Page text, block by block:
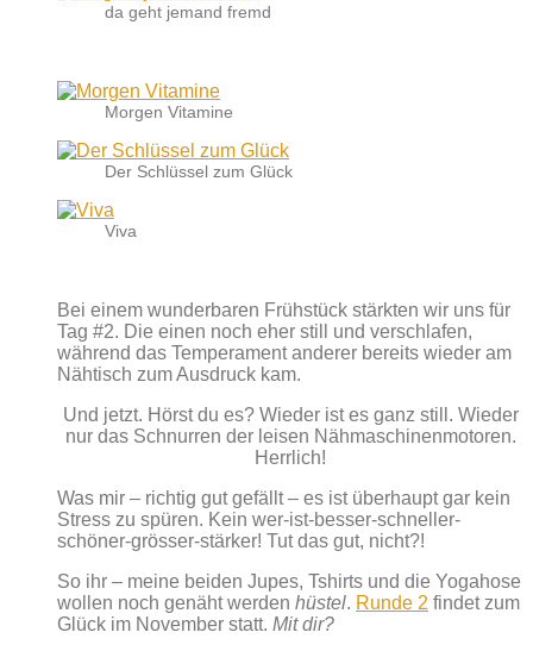
da geht jemand fremd
Morgen Vitamine
Der Schlüssel zum Glück
Viva
Bei einem wunderbaren Frühstück stärkten wir uns für
Tag #2. Die einen noch eher still und verschlafen,
während das Temperament anderer bereits wieder am
Nähtisch zum Ausdruck kam.
Und jetzt. Hörst du es? Wieder ist es ganz still. Wieder
nur das Schnurren der leisen Nähmaschinenmotoren.
Herrlich!
Was mir – richtig gut gefällt – es ist überhaupt gar kein
Stress zu spüren. Kein wer-ist-besser-schneller-
schöner-grösser-stärker! Tut das gut, nicht?!
So ihr – meine beiden Jupes, Tshirts und die Yogahose
wollen noch genäht werden hüstel. Runde 2 findet zum
Glück im November statt. Mit dir?